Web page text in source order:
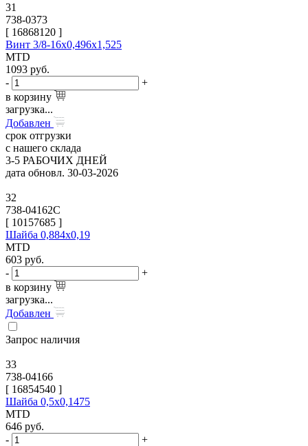
31
738-0373
[ 16868120 ]
Винт 3/8-16х0,496х1,525
MTD
1093 руб.
-
+
в корзину
загрузка...
Добавлен
срок отгрузки
с нашего склада
3-5 РАБОЧИХ ДНЕЙ
дата обновл. 30-03-2026
32
738-04162C
[ 10157685 ]
Шайба 0,884х0,19
MTD
603 руб.
-
+
в корзину
загрузка...
Добавлен
Запрос наличия
33
738-04166
[ 16854540 ]
Шайба 0,5х0,1475
MTD
646 руб.
-
+